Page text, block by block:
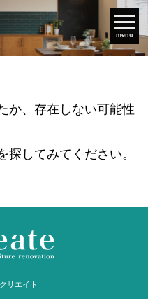
menu
か、存在しない可能性
してみてください。
リエイト